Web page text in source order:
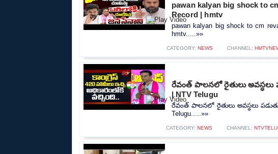
pawan kalyan big shock to
Record | hmtv
pawan kalyan big shock to cm
hmtv.....»»
CATEGORY: NEWS CHANNEL:
రేవంత్ పాలనలో రైతులు అవస్ధలు
| NTV Telugu
రేవంత్ పాలనలో రైతులు అవస్ధలు
Telugu.....»»
CATEGORY: NEWS CHANNEL: